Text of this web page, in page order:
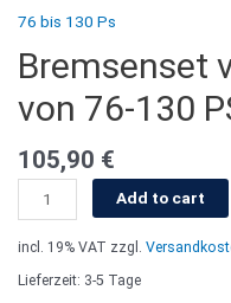
76 bis 130 Ps
Bremsenset
von 76-130
105,90 €
Add to cart
incl. 19% VAT zzgl.
Lieferzeit: 3-5 Tage